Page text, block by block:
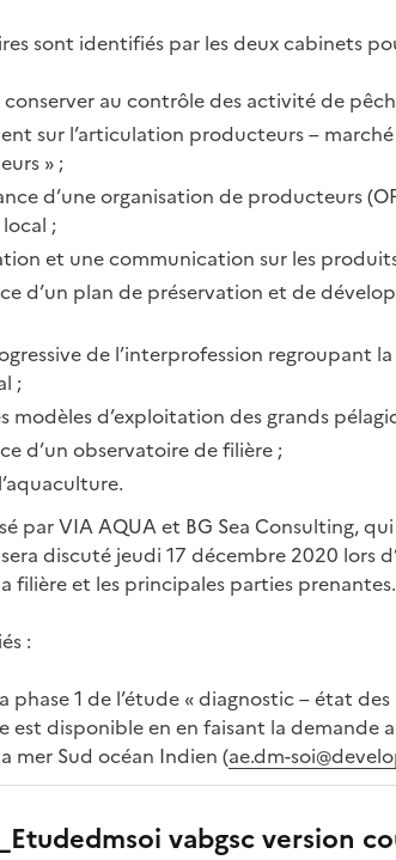
sont identifiés par les deux cabinets
au contrôle des activité de
sur l’articulation producteurs –
» ;
d’une organisation de producteurs
;
et une communication sur les
d’un plan de préservation et de
de l’interprofession regroupant
;
modèles d’exploitation des grands
d’un observatoire de filière ;
par VIA AQUA et BG Sea Consulting,
discuté jeudi 17 décembre 2020 lors
filière et les principales parties prenantes.
:
phase 1 de l’étude « diagnostic – état
est disponible en en faisant la demande
mer Sud océan Indien (ae.dm-
vabgsc version